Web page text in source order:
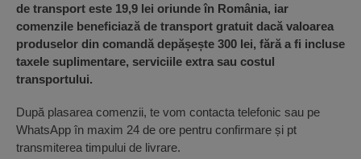
de transport este 19,9 lei oriunde în România, iar
comenzile beneficiază de transport gratuit dacă valoarea
produselor din comandă depășește 300 lei, fără a fi incluse
taxele suplimentare, serviciile extra sau costul
transportului.
După plasarea comenzii, te vom contacta telefonic sau pe
WhatsApp în maxim 24 de ore pentru confirmare și pt
transmiterea timpului de livrare.